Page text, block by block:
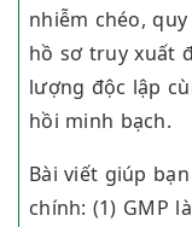
nhiễm chéo,
hồ sơ truy xuất
lượng độc lập
hồi minh bạch.
Bài viết giúp
chính: (1) GMP